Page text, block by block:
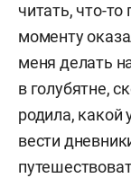
читать, что-то
моменту
меня делать
в голубятне,
родила, какой
вести